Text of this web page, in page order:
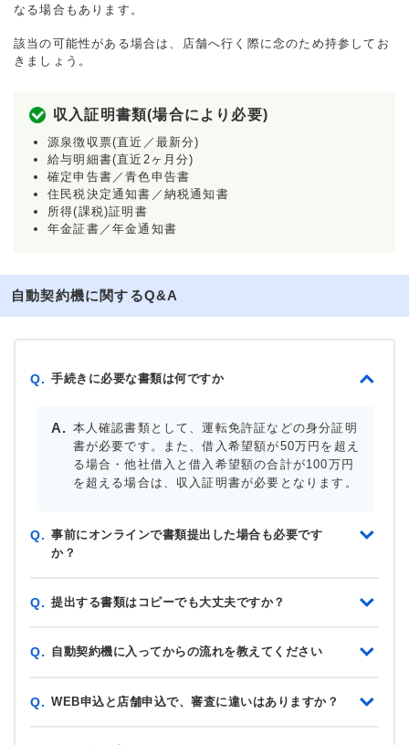
なる場合もあります。
該当の可能性がある場合は、店舗へ行く際に念のため持参してお
きましょう。
収入証明書類(場合により必要)
源泉徴収票(直近／最新分)
給与明細書(直近2ヶ月分)
確定申告書／青色申告書
住民税決定通知書／納税通知書
所得(課税)証明書
年金証書／年金通知書
自動契約機に関するQ&A
Q. 手続きに必要な書類は何ですか
本人確認書類として、運転免許証などの身分証明
書が必要です。また、借入希望額が50万円を超え
る場合・他社借入と借入希望額の合計が100万円
を超える場合は、収入証明書が必要となります。
Q. 事前にオンラインで書類提出した場合も必要です
か？
Q. 提出する書類はコピーでも大丈夫ですか？
Q. 自動契約機に入ってからの流れを教えてください
Q. WEB申込と店舗申込で、審査に違いはありますか？